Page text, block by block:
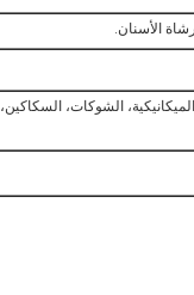
الأسنان.
الشوكات، السكاكين،